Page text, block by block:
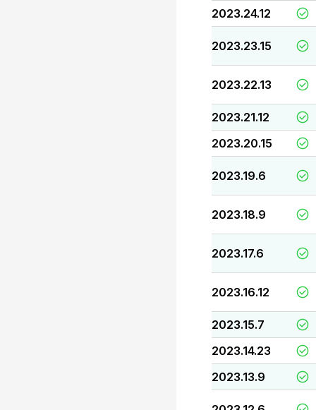
2023.24.12
2023.23.15
2023.22.13
2023.21.12
2023.20.15
2023.19.6
2023.18.9
2023.17.6
2023.16.12
2023.15.7
2023.14.23
2023.13.9